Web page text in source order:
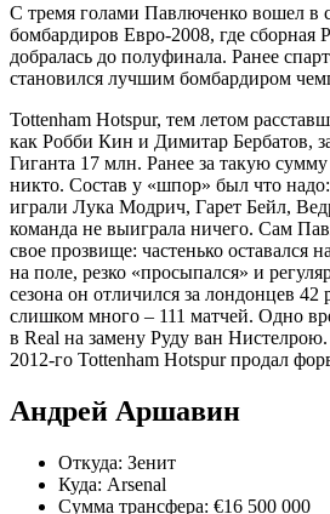
С тремя голами Павлюченко вошел в
бомбардиров Евро-2008, где сборная
добралась до полуфинала. Ранее
становился лучшим бомбардиром
Tottenham Hotspur, тем летом
как Робби Кин и Димитар Бербатов,
Гиганта 17 млн. Ранее за такую
никто. Состав у «шпор» был что
играли Лука Мод­рич, Гарет Бейл,
команда не выиграла ничего. Сам
свое прозвище: частенько оставался
на поле, резко «просыпался» и
сезона он отличился за лондонцев 42
слишком много – 111 матчей. Одно
в Real на замену Руду ван
2012-го Tottenham Hotspur продал
Андрей Аршавин
Откуда: Зенит
Куда: Arsenal
Сумма трансфера: €16 500 000